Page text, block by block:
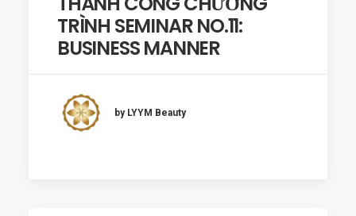
TRÌNH SEMINAR NO.11:
BUSINESS MANNER
by LYYM Beauty